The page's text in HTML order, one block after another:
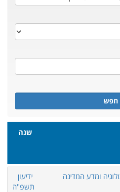
חפש
שנה
ומדע המדינה
ידיעון
תשפ"ה